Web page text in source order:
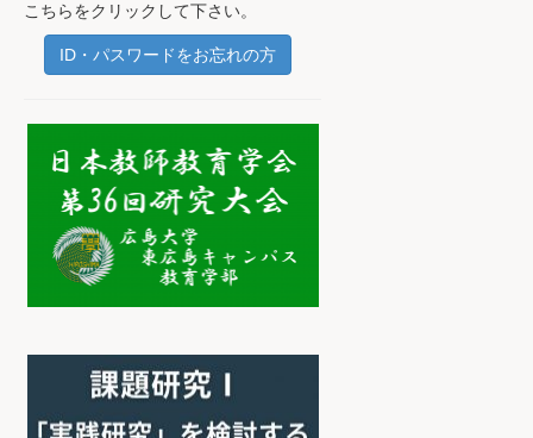
こちらをクリックして下さい。
ID・パスワードをお忘れの方